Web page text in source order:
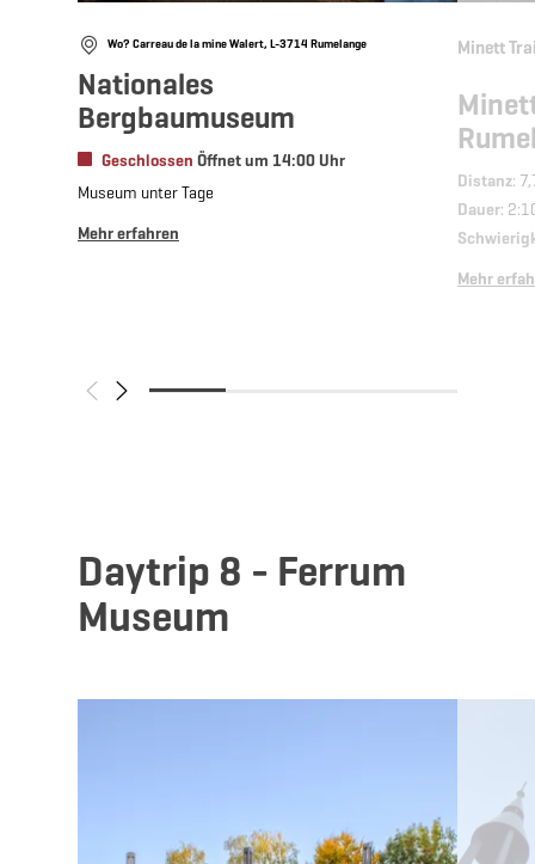
Wo? Carreau de la mine Walert, L-3714 Rumelange
Nationales
Bergbaumuseum
Geschlossen Öffnet um 14:00 Uhr
Museum unter Tage
Mehr erfahren
Minett
Distanz:
Dauer:
Mehr
Daytrip 8 - Ferrum
Museum